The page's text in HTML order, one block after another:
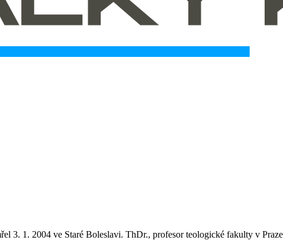
3. 1. 2004 ve Staré Boleslavi. ThDr., profesor teologické fakulty v